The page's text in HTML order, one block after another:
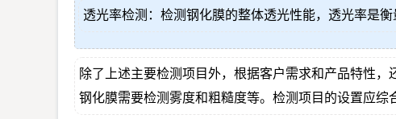
透光率检测：检测钢化膜的整体透光性能，透光率是
除了上述主要检测项目外，根据客户需求和产品特性
钢化膜需要检测雾度和粗糙度等。检测项目的设置应综